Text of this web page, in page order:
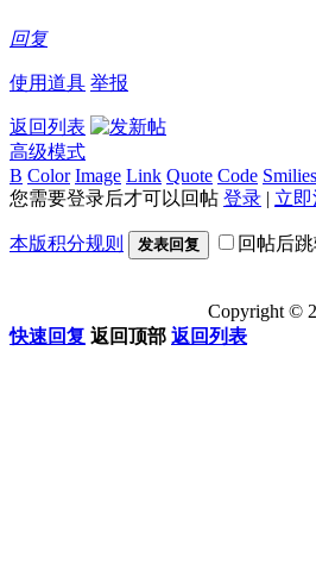
回复
使用道具 举报
返回列表
高级模式
B Color Image Link Quote Code Smilies
您需要登录后才可以回帖 登录 | 立
本版积分规则 发表回复 回帖后
Copyright ©
快速回复 返回顶部 返回列表